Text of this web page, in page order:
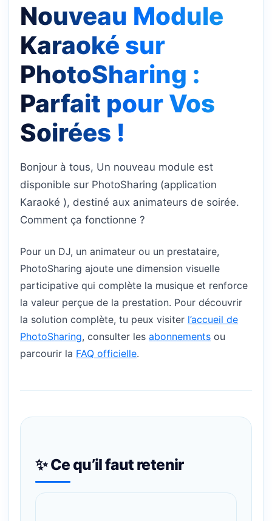
Nouveau Module
Karaoké sur
PhotoSharing :
Parfait pour Vos
Soirées !
Bonjour à tous, Un nouveau module est
disponible sur PhotoSharing (application
Karaoké ), destiné aux animateurs de soirée.
Comment ça fonctionne ?
Pour un DJ, un animateur ou un prestataire,
PhotoSharing ajoute une dimension visuelle
participative qui complète la musique et renforce
la valeur perçue de la prestation. Pour découvrir
la solution complète, tu peux visiter l’accueil de
PhotoSharing, consulter les abonnements ou
parcourir la FAQ officielle.
✨ Ce qu’il faut retenir